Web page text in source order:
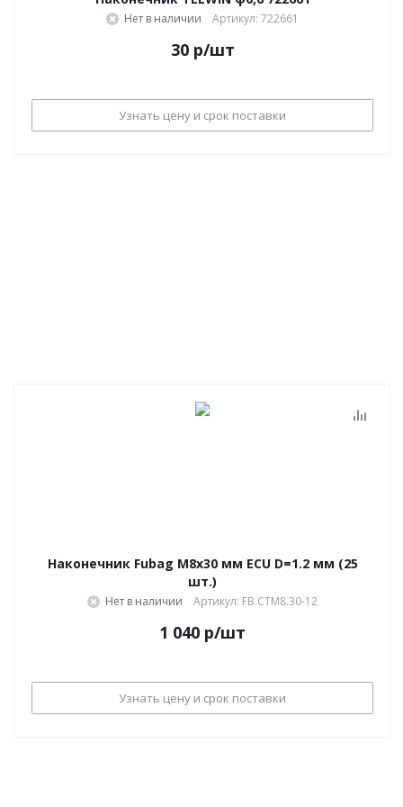
Нет в наличии Артикул: 722661
30р/шт
Узнать цену и срок поставки
Наконечник Fubag M8х30 мм ECU D=1.2 мм (25
шт.)
Нет в наличии Артикул: FB.CTM8.30-12
1 040 р/шт
Узнать цену и срок поставки